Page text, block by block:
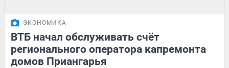
ЭКОНОМИКА
ВТБ начал обслуживать счёт
регионального оператора капремонта
домов Приангарья